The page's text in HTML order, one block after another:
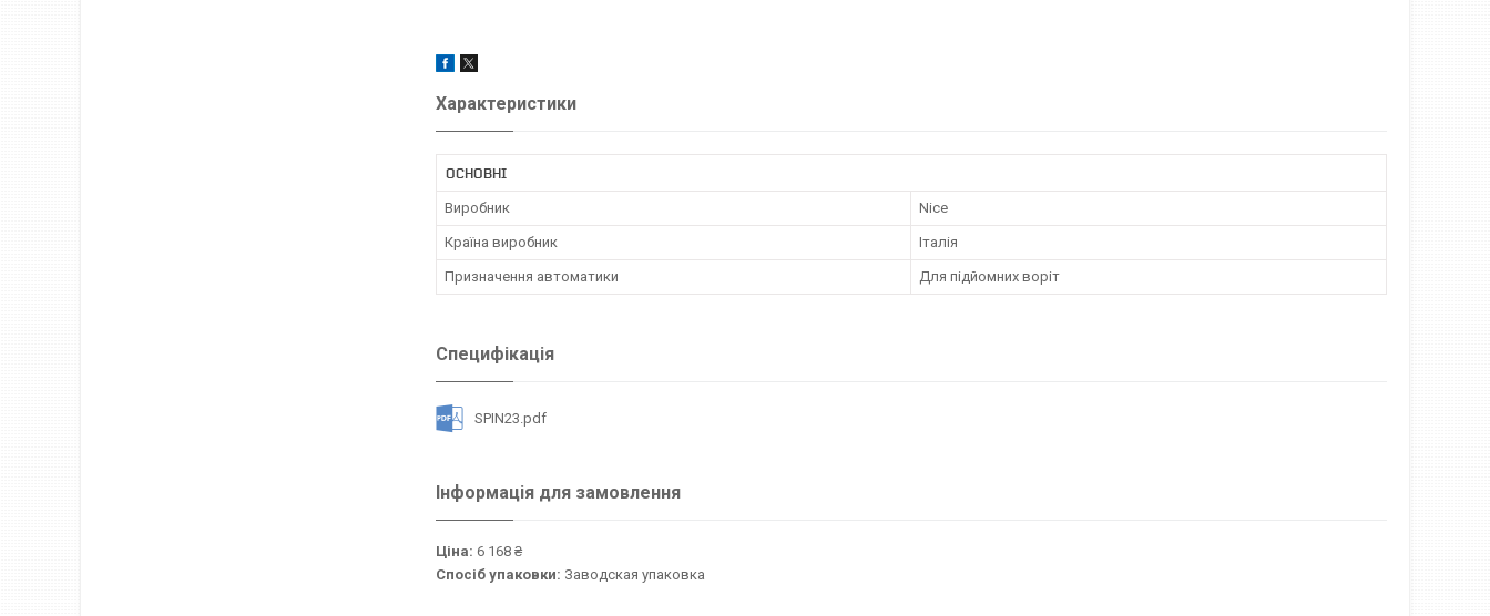
Характеристики
ОСНОВНІ
Виробник Nice
Країна виробник Італія
Призначення автоматики Для підйомних воріт
Специфікація
SPIN23.pdf
Інформація для замовлення
Ціна: 6 168 ₴
Спосіб упаковки: Заводская упаковка